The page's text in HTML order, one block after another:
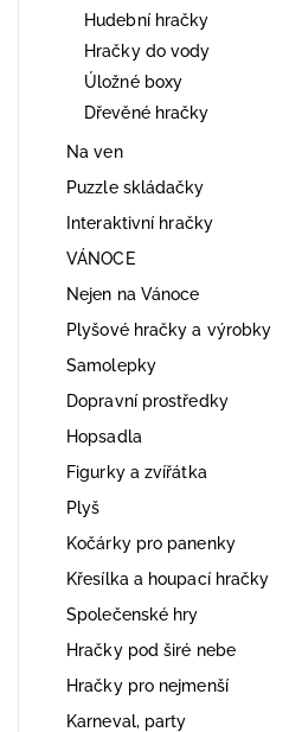
Hudební hračky
Hračky do vody
Úložné boxy
Dřevěné hračky
Na ven
Puzzle skládačky
Interaktivní hračky
VÁNOCE
Nejen na Vánoce
Plyšové hračky a výrobky
Samolepky
Dopravní prostředky
Hopsadla
Figurky a zvířátka
Plyš
Kočárky pro panenky
Křesílka a houpací hračky
Společenské hry
Hračky pod širé nebe
Hračky pro nejmenší
Karneval, party